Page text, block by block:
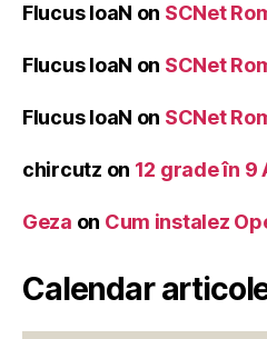
Flucus IoaN on SCNet
Flucus IoaN on SCNet
Flucus IoaN on SCNet
chircutz on 12 grade în 9
Geza on Cum instalez
Calendar